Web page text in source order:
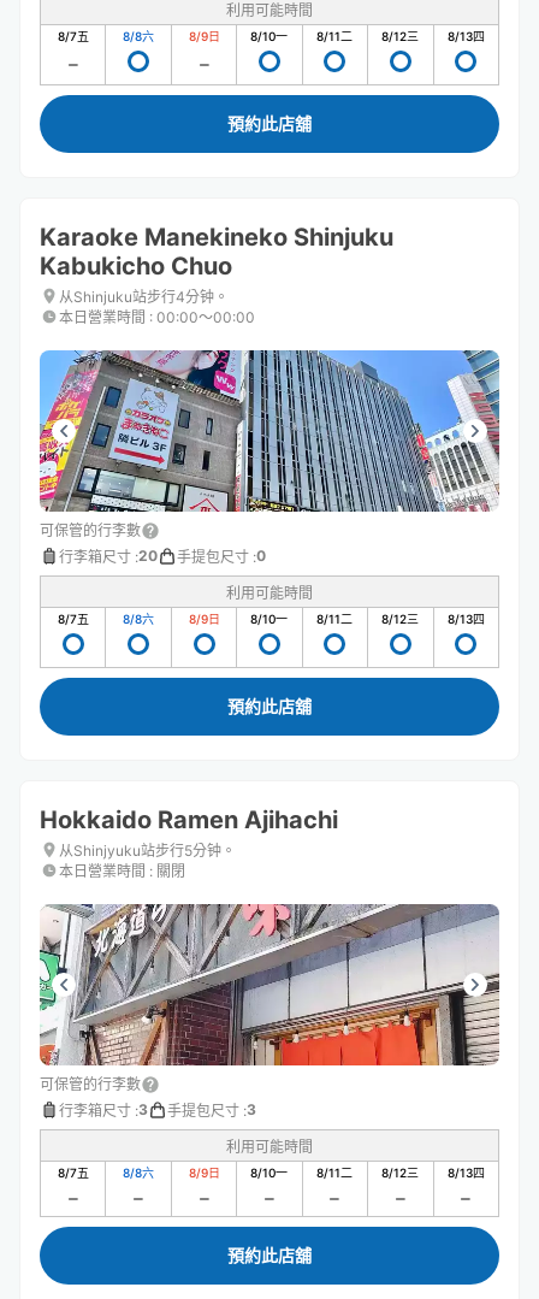
利用可能時間
8/7五 8/8六 8/9日 8/10一 8/11二 8/12三 8/13四
預約此店舖
Karaoke Manekineko Shinjuku
Kabukicho Chuo
从Shinjuku站步行4分钟。
本日營業時間 : 00:00〜00:00
可保管的行李數
行李箱尺寸 :20 手提包尺寸 :0
利用可能時間
8/7五 8/8六 8/9日 8/10一 8/11二 8/12三 8/13四
預約此店舖
Hokkaido Ramen Ajihachi
从Shinjyuku站步行5分钟。
本日營業時間 : 關閉
可保管的行李數
行李箱尺寸 :3 手提包尺寸 :3
利用可能時間
8/7五 8/8六 8/9日 8/10一 8/11二 8/12三 8/13四
預約此店舖